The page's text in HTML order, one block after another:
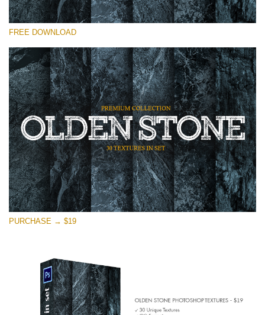
Xin hãy lựa chọn
Small 800*533px
Olden Stone
(30 Textures)
Large 6000*4000px
Entire Collection
(1783 Overlays)
Large 6000*4000px
Tải xuống miễn phí
FREE DOWNLOAD
PURCHASE → $19